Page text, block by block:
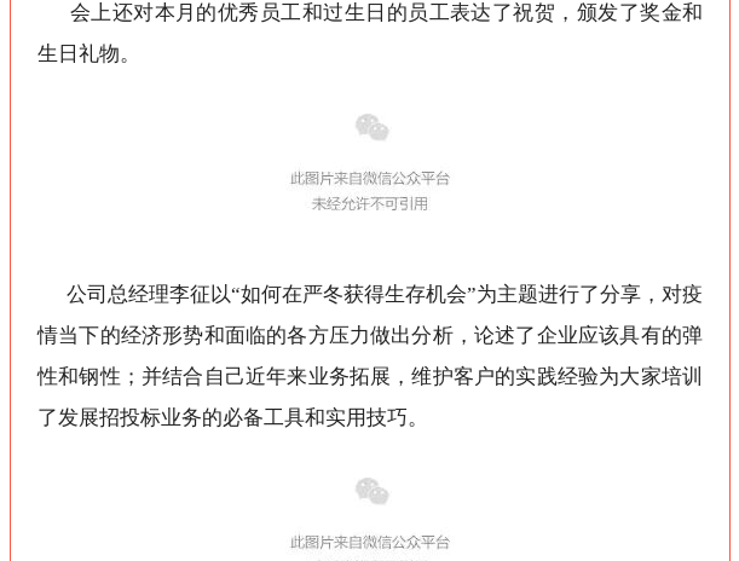
会上还对本月的优秀员工和过生日的员工表达了祝贺，颁发了奖金和
生日礼物。
公司总经理李征以“如何在严冬获得生存机会”为主题进行了分享，对疫
情当下的经济形势和面临的各方压力做出分析，论述了企业应该具有的弹
性和钢性；并结合自己近年来业务拓展，维护客户的实践经验为大家培训
了发展招投标业务的必备工具和实用技巧。